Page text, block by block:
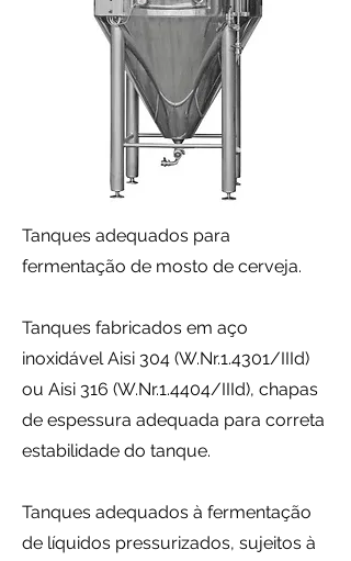
Tanques adequados para
fermentação de mosto de cerveja.
Tanques fabricados em aço
inoxidável Aisi 304 (W.Nr.1.4301/IIId)
ou Aisi 316 (W.Nr.1.4404/IIId), chapas
de espessura adequada para correta
estabilidade do tanque.
Tanques adequados à fermentação
de líquidos pressurizados, sujeitos à